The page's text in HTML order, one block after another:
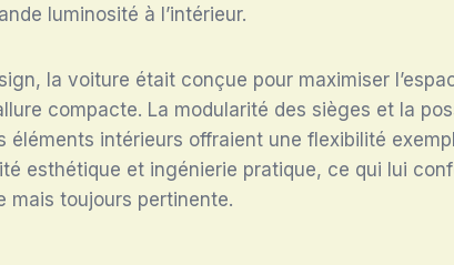
luminosité à l’intérieur.
la voiture était conçue pour maximiser
compacte. La modularité des sièges et la
éléments intérieurs offraient une flexibilité
esthétique et ingénierie pratique, ce qui lui
mais toujours pertinente.